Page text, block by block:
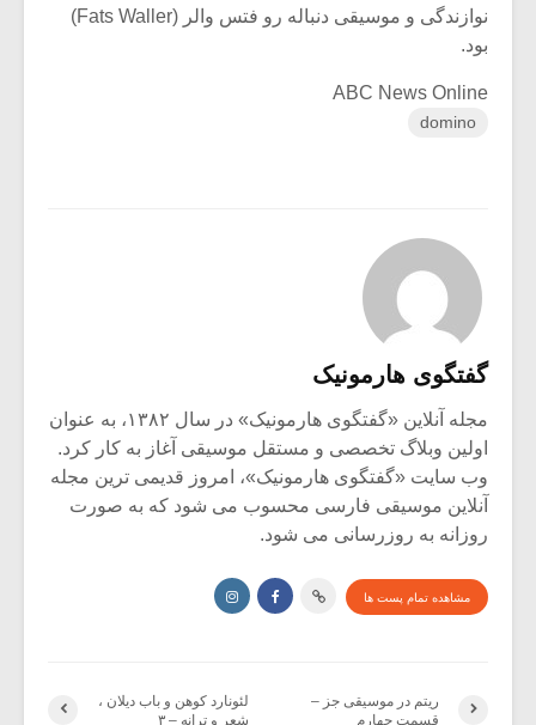
نوازندگی و موسیقی دنباله رو فتس والر (Fats Waller)
بود.
ABC News Online
domino
گفتگوی هارمونیک
مجله آنلاین «گفتگوی هارمونیک» در سال ۱۳۸۲، به عنوان
اولین وبلاگ تخصصی و مستقل موسیقی آغاز به کار کرد.
وب سایت «گفتگوی هارمونیک»، امروز قدیمی ترین مجله
آنلاین موسیقی فارسی محسوب می شود که به صورت
روزانه به روزرسانی می شود.
مشاهده تمام پست ها
لئونارد کوهن و باب دیلان ،
شعر و ترانه – ۳
ریتم در موسیقی جز –
قسمت چهارم